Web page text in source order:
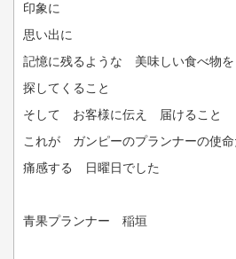
印象に
思い出に
記憶に残るような 美味しい食べ物を
探してくること
そして お客様に伝え 届けること
これが ガンピーのプランナーの使命
痛感する 日曜日でした
青果プランナー 稲垣